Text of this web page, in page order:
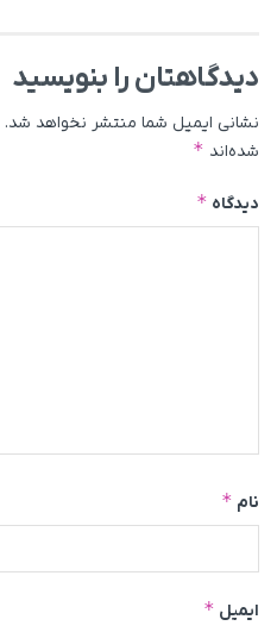
دیدگاهتان را بنویسید
نشانی ایمیل شما منتشر نخواهد شد.
شده‌اند *
دیدگاه *
نام *
ایمیل *